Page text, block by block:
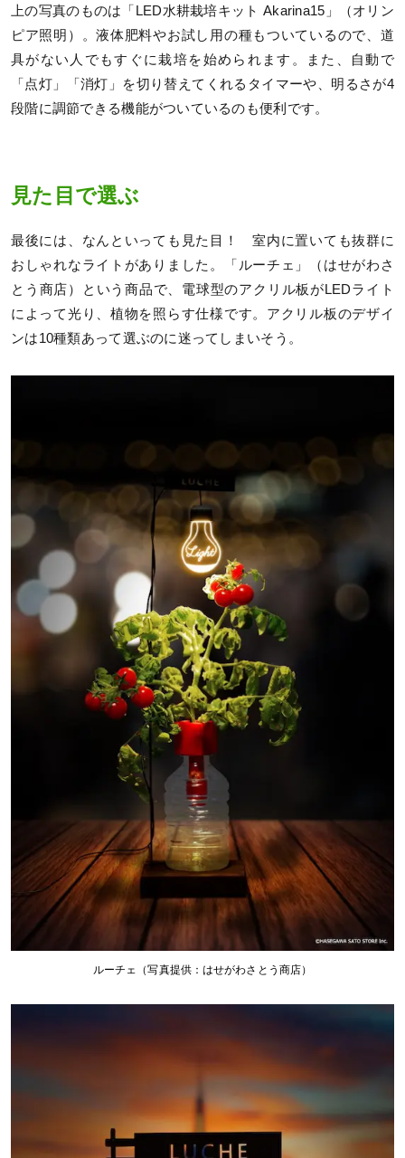
上の写真のものは「LED水耕栽培キット Akarina15」（オリン
ピア照明）。液体肥料やお試し用の種もついているので、道
具がない人でもすぐに栽培を始められます。また、自動で
「点灯」「消灯」を切り替えてくれるタイマーや、明るさが4
段階に調節できる機能がついているのも便利です。
見た目で選ぶ
最後には、なんといっても見た目！ 室内に置いても抜群に
おしゃれなライトがありました。「ルーチェ」（はせがわさ
とう商店）という商品で、電球型のアクリル板がLEDライト
によって光り、植物を照らす仕様です。アクリル板のデザイ
ンは10種類あって選ぶのに迷ってしまいそう。
ルーチェ（写真提供：はせがわさとう商店）